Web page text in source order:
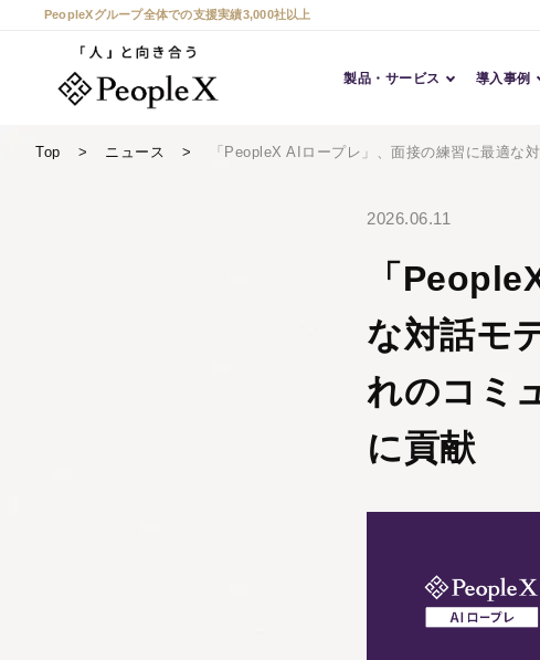
PeopleXグループ全体での支援実績3,000社以上
製品・サービス 導入事例
導入事
Top ニュース 「PeopleX AIロープレ」、面接の練習に最適な
2026.06.11
「
な対話モ
れのコミ
に貢献